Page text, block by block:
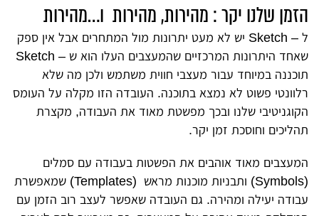
הזמן שלנו יקר : מהירות, מהירות ו…מהירות
ל – Sketch יש לא מעט יתרונות מול המתחרים אבל אין ספק
שאחד היתרונות המרכזיים שהמעצבים העלו הוא ש – Sketch
תוכננה במיוחד עבור מעצבי חווית משתמש ולכן מה שלא
רלוונטי פשוט לא נמצא בתוכנה. העובדה הזו מקלה על העומס
הקוגניטיבי שלנו ובכך מפשטת מאוד את העבודה, מקצרת
תהליכים וחוסכת זמן יקר.
המעצבים מאוד אוהבים את הפשטות בעבודה עם סמלים
(Symbols) ותבניות מוכנות מראש (Templates)
שמאפשרת
עבודה יעילה ומהירה. גם העובדה שאפשר לעצב רוב הזמן עם